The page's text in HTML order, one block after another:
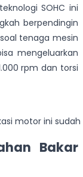
SOHC ini
berpendingin
tenaga mesin
mengeluarkan
rpm dan torsi
motor ini
Bakar